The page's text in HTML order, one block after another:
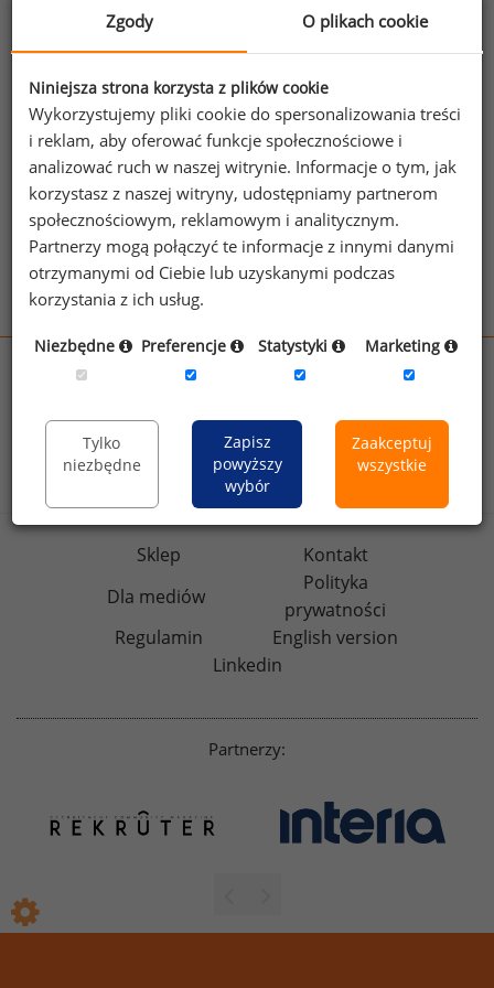
działań przez spółkę. Parlament Europejski podjął
w Europie. Więcej naNY Times
źródło: NY Times
Zobacz więcej ciekawostek
wynagrodzenia.pl
rynekpracy.pl
raportyplacowe.pl
badania
.pl wskazniki HR.pl
Sklep
Kontakt
Dla mediów
Polityka
prywatności
Regulamin
English version
Linkedin
Partnerzy:
Zgody O plikach cookie
Niniejsza strona korzysta z plików cookie
Wykorzystujemy pliki cookie do spersonalizowania treści
i reklam, aby oferować funkcje społecznościowe i
analizować ruch w naszej witrynie. Informacje o tym, jak
korzystasz z naszej witryny, udostępniamy partnerom
społecznościowym, reklamowym i analitycznym.
Partnerzy mogą połączyć te informacje z innymi danymi
otrzymanymi od Ciebie lub uzyskanymi podczas
korzystania z ich usług.
Niezbędne Preferencje Statystyki Marketing
Tylko
niezbędne
Zapisz
powyższy
wybór
Zaakceptuj
wszystkie